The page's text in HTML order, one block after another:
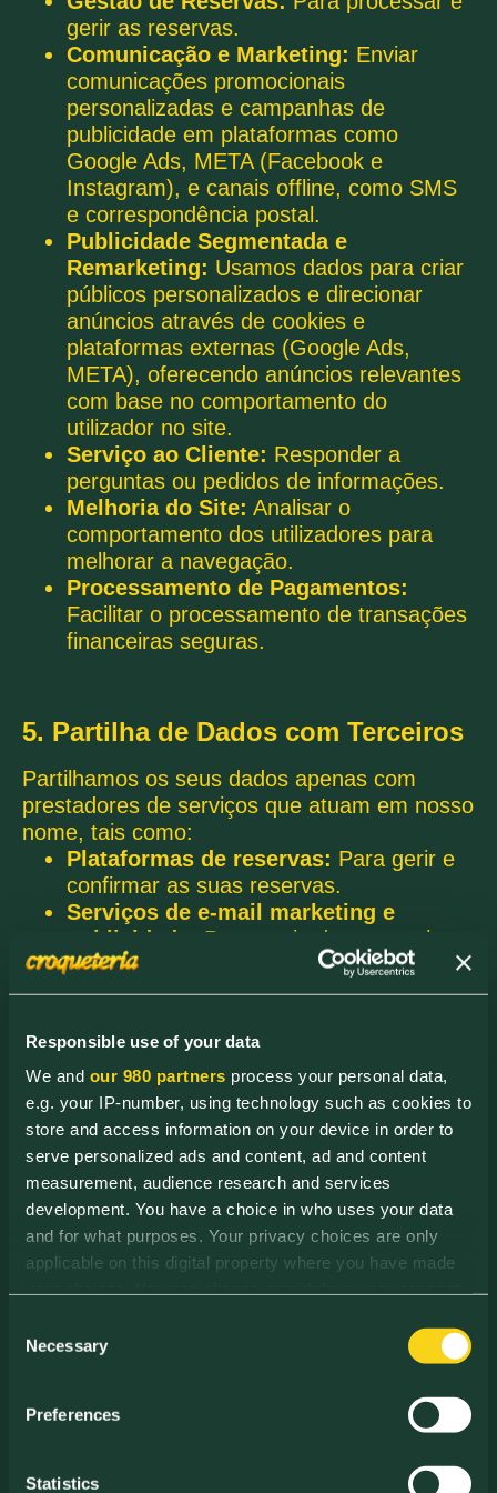
Responsible use of your data
We and our 980 partners process your personal data,
e.g. your IP-number, using technology such as cookies to
store and access information on your device in order to
serve personalized ads and content, ad and content
measurement, audience research and services
development. You have a choice in who uses your data
and for what purposes. Your privacy choices are only
applicable on this digital property where you have made
the Privacy trigger icon.
Collect information about your geographical
meters
Selection
Necessary
Preferences
Statistics
gerir as reservas.
Comunicação e Marketing: Enviar
comunicações promocionais
personalizadas e campanhas de
publicidade em plataformas como
Google Ads, META (Facebook e
Instagram), e canais offline, como SMS
e correspondência postal.
Publicidade Segmentada e
Remarketing: Usamos dados para criar
públicos personalizados e direcionar
anúncios através de cookies e
plataformas externas (Google Ads,
META), oferecendo anúncios relevantes
com base no comportamento do
utilizador no site.
Serviço ao Cliente: Responder a
perguntas ou pedidos de informações.
Melhoria do Site: Analisar o
comportamento dos utilizadores para
melhorar a navegação.
Processamento de Pagamentos:
Facilitar o processamento de transações
financeiras seguras.
5. Partilha de Dados com Terceiros
Partilhamos os seus dados apenas com
prestadores de serviços que atuam em nosso
nome, tais como:
Plataformas de reservas: Para gerir e
confirmar as suas reservas.
Serviços de e-mail marketing e
publicidade:
Para envio de campanhas
personalizadas (Google Ads, Meta).
Prestadores de serviços de
pagamentos com segurança.
Integração com CRM e Plataformas de
Marketing: Para gerir campanhas
omnichannel (online e offline), garantindo
uma experiência personalizada em todos
os pontos de contacto.
Os dados pessoais poderão ser partilhados
com terceiros apenas quando necessário
para cumprir obrigações legais ou judiciais.
6. Existência de Decisões
automaticamente informação sobre a sua
visita, como endereço de IP, interações e
fins de análise de navegação e publicidade